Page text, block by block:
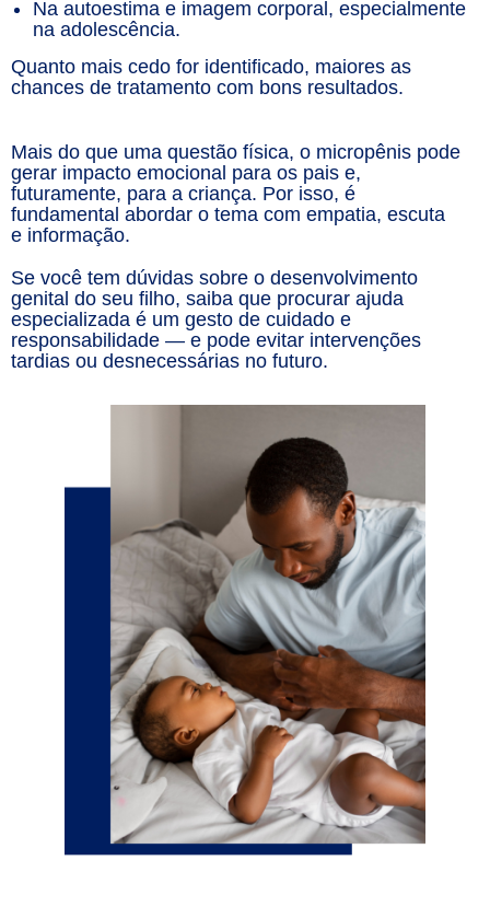
Na autoestima e imagem corporal, especialmente
na adolescência.
Quanto mais cedo for identificado, maiores as
chances de tratamento com bons resultados.
Mais do que uma questão física, o micropênis pode
gerar impacto emocional para os pais e,
futuramente, para a criança. Por isso, é
fundamental abordar o tema com empatia, escuta
e informação.
Se você tem dúvidas sobre o desenvolvimento
genital do seu filho, saiba que procurar ajuda
especializada é um gesto de cuidado e
responsabilidade — e pode evitar intervenções
tardias ou desnecessárias no futuro.